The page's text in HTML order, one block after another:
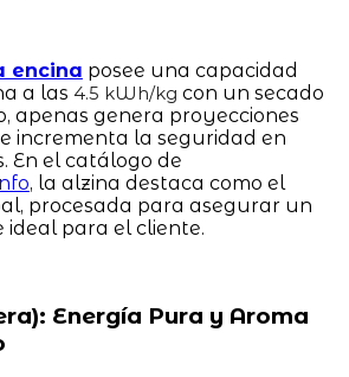
encina posee una capacidad
a las 4.5 kWh/kg con un secado
apenas genera proyecciones
incrementa la seguridad en
En el catálogo de
, la alzina destaca como el
procesada para asegurar un
ideal para el cliente.
Energía Pura y Aroma